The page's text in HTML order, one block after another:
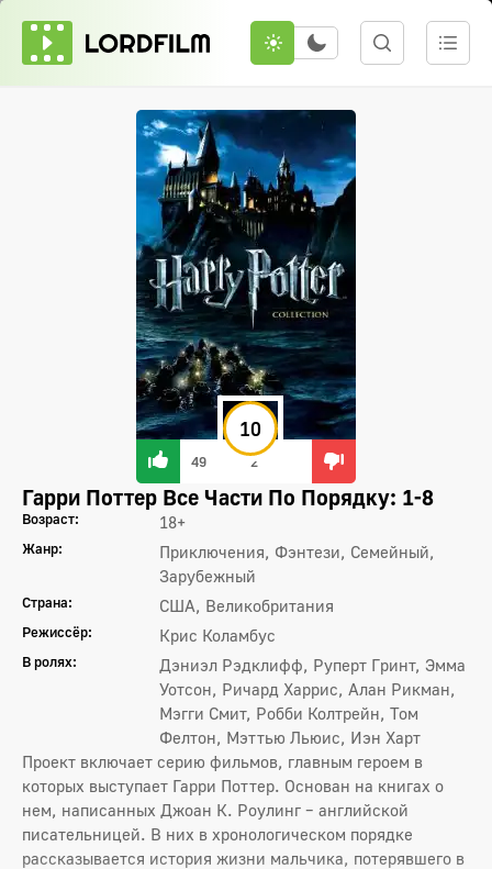
49
10
2
Гарри Поттер Все Части По Порядку: 1-8
Возраст: 18+
Жанр:
Приключения, Фэнтези, Семейный,
Зарубежный
Страна: США, Великобритания
Режиссёр: Крис Коламбус
В ролях:
Дэниэл Рэдклифф, Руперт Гринт, Эмма
Уотсон, Ричард Харрис, Алан Рикман,
Мэгги Смит, Робби Колтрейн, Том
Фелтон, Мэттью Льюис, Иэн Харт
Проект включает серию фильмов, главным героем в
которых выступает Гарри Поттер. Основан на книгах о
нем, написанных Джоан К. Роулинг – английской
писательницей. В них в хронологическом порядке
рассказывается история жизни мальчика, потерявшего в